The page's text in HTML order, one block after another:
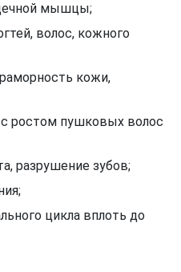
мышцы;
волос, кожного
кожи,
ростом пушковых волос
разрушение зубов;
цикла вплоть до